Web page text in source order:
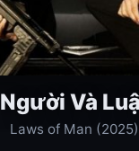
Người Và
Laws of Man (2025)